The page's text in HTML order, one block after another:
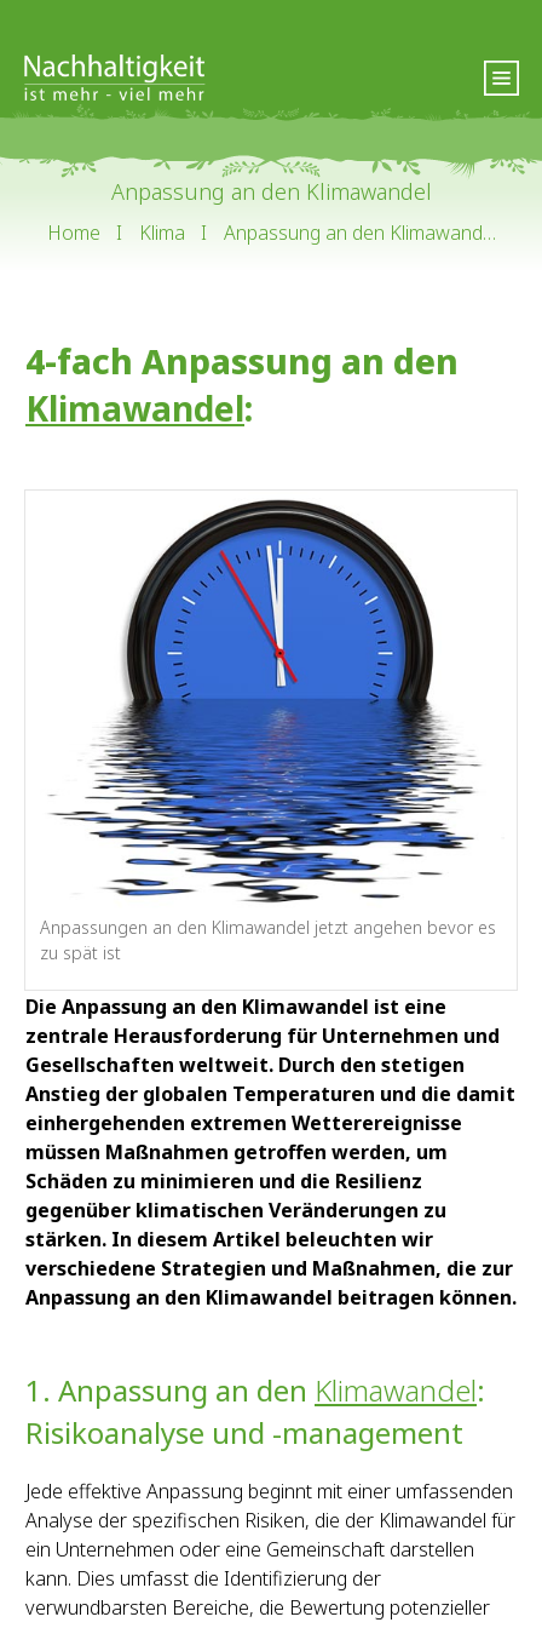
Anpassung an den Klimawandel
Home I Klima I Anpassung an den Klimawandel
4-fach Anpassung an den
Klimawandel:
Anpassungen an den Klimawandel jetzt angehen bevor es
zu spät ist
Die Anpassung an den Klimawandel ist eine
zentrale Herausforderung für Unternehmen und
Gesellschaften weltweit. Durch den stetigen
Anstieg der globalen Temperaturen und die damit
einhergehenden extremen Wetterereignisse
müssen Maßnahmen getroffen werden, um
Schäden zu minimieren und die Resilienz
gegenüber klimatischen Veränderungen zu
stärken. In diesem Artikel beleuchten wir
verschiedene Strategien und Maßnahmen, die zur
Anpassung an den Klimawandel beitragen können.
1. Anpassung an den Klimawandel:
Risikoanalyse und -management
Jede effektive Anpassung beginnt mit einer umfassenden
Analyse der spezifischen Risiken, die der Klimawandel für
ein Unternehmen oder eine Gemeinschaft darstellen
kann. Dies umfasst die Identifizierung der
verwundbarsten Bereiche, die Bewertung potenzieller